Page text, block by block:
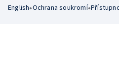
English•Ochrana soukromí•